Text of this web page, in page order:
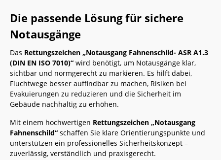
Die passende Lösung für sichere
Notausgänge
Das Rettungszeichen „Notausgang Fahnenschild- ASR A1.3
(DIN EN ISO 7010)“ wird benötigt, um Notausgänge klar,
sichtbar und normgerecht zu markieren. Es hilft dabei,
Fluchtwege besser auffindbar zu machen, Risiken bei
Evakuierungen zu reduzieren und die Sicherheit im
Gebäude nachhaltig zu erhöhen.
Mit einem hochwertigen Rettungszeichen „Notausgang
Fahnenschild“ schaffen Sie klare Orientierungspunkte und
unterstützen ein professionelles Sicherheitskonzept –
zuverlässig, verständlich und praxisgerecht.